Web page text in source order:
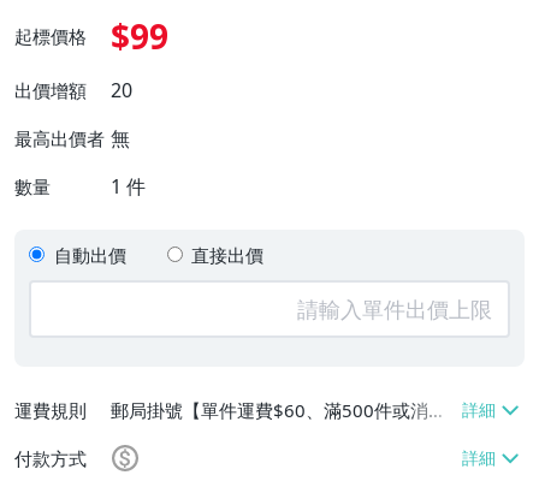
起標價格 $99
出價增額 20
最高出價者 無
數量 1 件
自動出價 直接出價
運費規則
郵局掛號【單件運費$60、滿500件或消費
付款方式